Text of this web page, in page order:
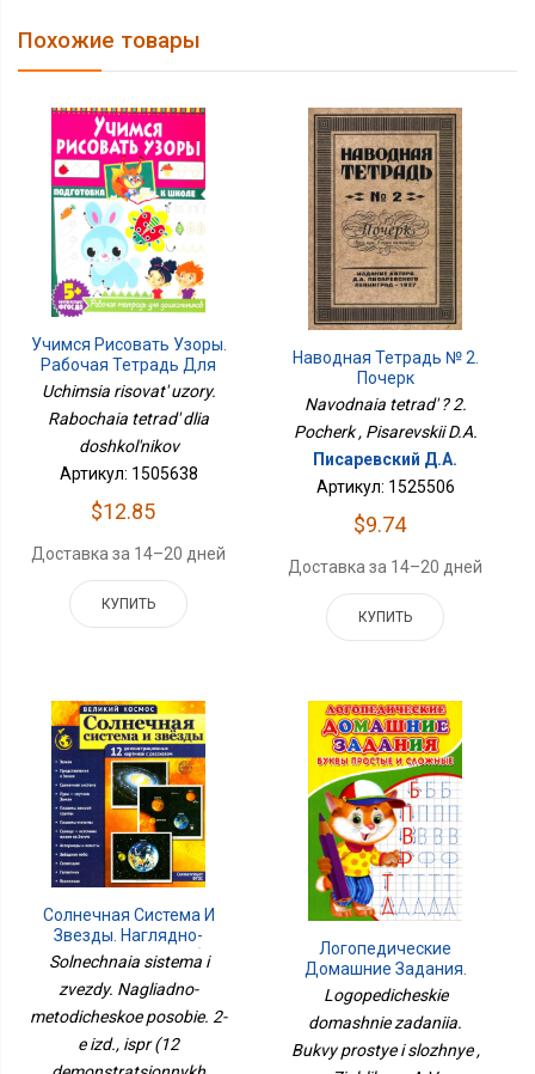
Похожие товары
Учимся Рисовать Узоры.
Рабочая Тетрадь Для
Дошкольников
Uchimsia risovat' uzory.
Rabochaia tetrad' dlia
doshkol'nikov
Артикул: 1505638
$12.85
Доставка за 14–20 дней
КУПИТЬ
Наводная Тетрадь № 2.
Почерк
Navodnaia tetrad' ? 2.
Pocherk , Pisarevskii D.A.
Писаревский Д.А.
Артикул: 1525506
$9.74
Доставка за 14–20 дней
КУПИТЬ
Солнечная Система И
Звезды. Наглядно-
Методическое Пособие.
Демонстрационных
Картинок)
Solnechnaia sistema i
zvezdy. Nagliadno-
metodicheskoe posobie. 2-
e izd., ispr (12
Логопедические
Домашние Задания.
Буквы Простые И
Сложные
Logopedicheskie
domashnie zadaniia.
Bukvy prostye i slozhnye ,